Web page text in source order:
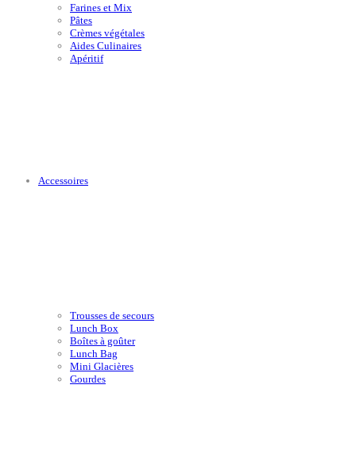
Farines et Mix
Pâtes
Crèmes végétales
Aides Culinaires
Apéritif
Accessoires
Trousses de secours
Lunch Box
Boîtes à goûter
Lunch Bag
Mini Glacières
Gourdes